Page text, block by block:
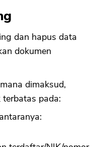
dan hapus data
dokumen
dimaksud,
pada: